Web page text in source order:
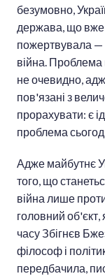
безумовно,
держава, що вже
пожертвувала —
війна. Проблема
не очевидно,
пов'язані з
прорахувати: є
проблема
Адже майбутнє
того, що
війна лише
головний об'єкт,
часу Збігнєв
філософ і
передбачила,